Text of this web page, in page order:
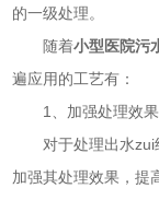
的一级处理。
随着小型医院污
遍应用的工艺有：
1、加强处理效果
对于处理出水zui
加强其处理效果，提